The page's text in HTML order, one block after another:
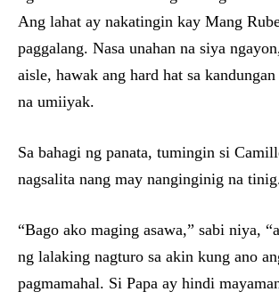
Ang lahat ay nakatingin kay Mang
paggalang. Nasa unahan na siya
aisle, hawak ang hard hat sa
na umiiyak.
Sa bahagi ng panata, tumingin si
nagsalita nang may nanginginig na
“Bago ako maging asawa,” sabi niya,
ng lalaking nagturo sa akin kung ano
pagmamahal. Si Papa ay hindi